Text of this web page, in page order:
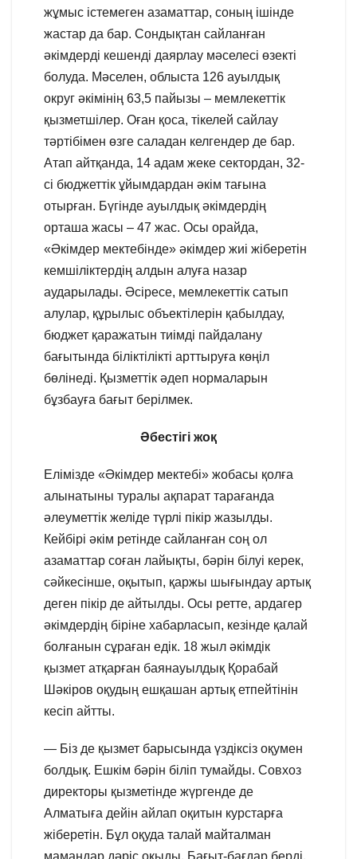
жұмыс істемеген азаматтар, соның ішінде
жастар да бар. Сондықтан сайланған
әкімдерді кешенді даярлау мәселесі өзекті
болуда. Мәселен, облыста 126 ауылдық
округ әкімінің 63,5 пайызы – мемлекеттік
қызметшілер. Оған қоса, тікелей сайлау
тәртібімен өзге саладан келгендер де бар.
Атап айтқанда, 14 адам жеке сектордан, 32-
сі бюджеттік ұйымдардан әкім тағына
отырған. Бүгінде ауылдық әкімдердің
орташа жасы – 47 жас. Осы орайда,
«Әкімдер мектебінде» әкімдер жиі жіберетін
кемшіліктердің алдын алуға назар
аударылады. Әсіресе, мемлекеттік сатып
алулар, құрылыс объектілерін қабылдау,
бюджет қаражатын тиімді пайдалану
бағытында біліктілікті арттыруға көңіл
бөлінеді. Қызметтік әдеп нормаларын
бұзбауға бағыт берілмек.
Әбестігі жоқ
Елімізде «Әкімдер мектебі» жобасы қолға
алынатыны туралы ақпарат тарағанда
әлеуметтік желіде түрлі пікір жазылды.
Кейбірі әкім ретінде сайланған соң ол
азаматтар соған лайықты, бәрін білуі керек,
сәйкесінше, оқытып, қаржы шығындау артық
деген пікір де айтылды. Осы ретте, ардагер
әкімдердің біріне хабарласып, кезінде қалай
болғанын сұраған едік. 18 жыл әкімдік
қызмет атқарған баянауылдық Қорабай
Шәкіров оқудың ешқашан артық етпейтінін
кесіп айтты.
— Біз де қызмет барысында үздіксіз оқумен
болдық. Ешкім бәрін біліп тумайды. Совхоз
директоры қызметінде жүргенде де
Алматыға дейін айлап оқитын курстарға
жіберетін. Бұл оқуда талай майталман